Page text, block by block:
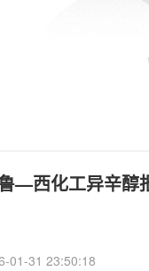
—西化工异辛醇
01-31 23:50:18